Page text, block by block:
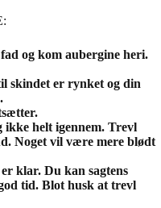
og kom aubergine heri.
skindet er rynket og din
helt igennem. Trevl
Noget vil være mere blødt
klar. Du kan sagtens
tid. Blot husk at trevl